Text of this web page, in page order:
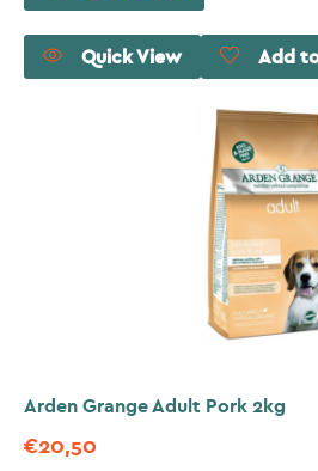
Quick View Add
Arden Grange Adult Pork 2kg
€20,50